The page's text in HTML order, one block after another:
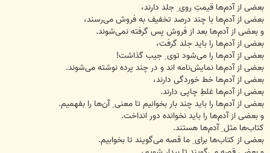
بعضی از آدم‌ها قیمتِ روی ِ جلد دارند،
بعضی از آدم‌ها با چند درصد تخفیف به فروش می‌رسند،
و بعضی از آدم‌ها بعد از فروش پس گرفته نمی‌شوند.
بعضی از آدم‌ها را باید جلد گرفت،
بعضی از آدم‌ها را می‌شود توی ِ جیب گذاشت!
بعضی از آدم‌ها نمایش‌نامه اند و در چند پرده نوشته می‌شوند.
بعضی از آدم‌ها خط خوردگی دارند،
بعضی از آدم‌ها غلطِ چاپی دارند.
بعضی از آدم‌ها را باید چند بار بخوانیم تا معنی ِ آن‌ها را بفهمیم.
و بعضی از آدم‌ها را باید نخوانده دور انداخت.
کتاب‌ها مثل ِ آدم‌ها هستند.
بعضی از کتاب‌ها برای ِ ما قصه می‌گویند تا بخوابیم.